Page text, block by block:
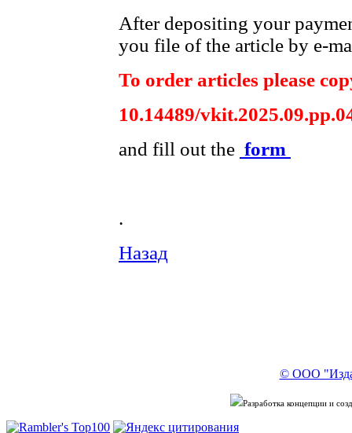
After depositing your
you file of the article by e-
To order articles please
10.14489/
and fill out the form
.
Назад
© ООО
Разработка концепции и